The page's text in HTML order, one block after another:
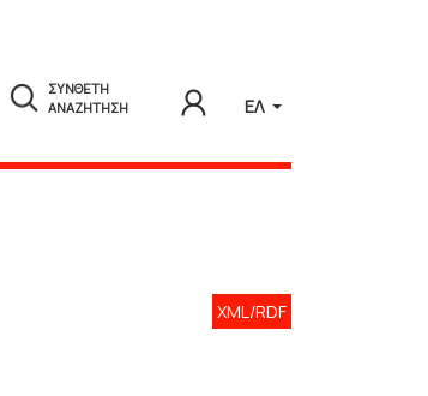
ΣΥΝΘΕΤΗ
ΑΝΑΖΗΤΗΣΗ
ΕΛ
XML/RDF